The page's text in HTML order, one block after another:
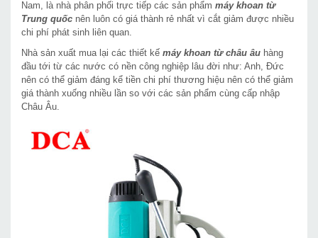
Nam, là nhà phân phối trực tiếp các sản phẩm máy khoan từ
Trung quốc nên luôn có giá thành rẻ nhất vì cắt giảm được nhiều
chi phí phát sinh liên quan.
Nhà sản xuất mua lại các thiết kế máy khoan từ châu âu hàng
đầu tới từ các nước có nền công nghiệp lâu đời như: Anh, Đức
nên có thể giảm đáng kể tiền chi phí thương hiệu nên có thể giảm
giá thành xuống nhiều lần so với các sản phẩm cùng cấp nhập
Châu Âu.